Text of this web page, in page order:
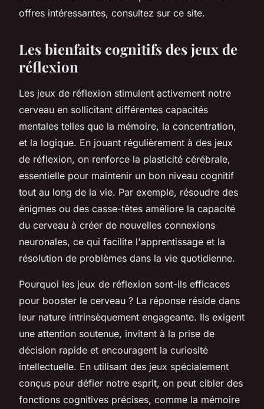
offres intéressantes, consultez sur ce site.
Les bienfaits cognitifs des jeux de
réflexion
Les jeux de réflexion stimulent activement notre
cerveau en sollicitant différentes capacités
mentales telles que la mémoire, la concentration,
et la logique. En jouant régulièrement à des jeux
de réflexion, on renforce la plasticité cérébrale,
essentielle pour maintenir un bon niveau cognitif
tout au long de la vie. Par exemple, résoudre des
énigmes ou des casse-têtes améliore la capacité
du cerveau à créer de nouvelles connexions
neuronales, ce qui facilite l'apprentissage et la
résolution de problèmes dans la vie quotidienne.
Pourquoi les jeux de réflexion sont-ils efficaces
pour booster le cerveau ? La réponse réside dans
leur nature intrinsèquement engageante. Ils exigent
une attention soutenue, invitent à la prise de
décision rapide et encouragent la curiosité
intellectuelle. En utilisant des jeux spécialement
conçus pour défier notre esprit, on peut cibler des
fonctions cognitives précises, comme la mémoire